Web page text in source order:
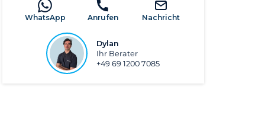
WhatsApp Anrufen Nachricht
Dylan
Ihr Berater
+49 69 1200 7085